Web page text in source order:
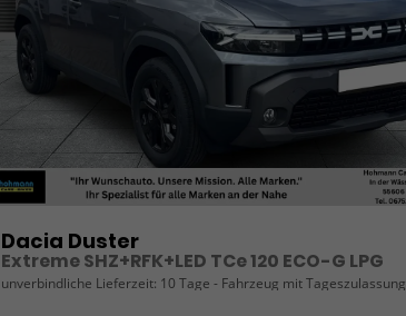
Dacia Duster
Extreme SHZ+RFK+LED TCe 120 ECO-G LPG
unverbindliche Lieferzeit: 10 Tage Fahrzeug mit Tageszulassung